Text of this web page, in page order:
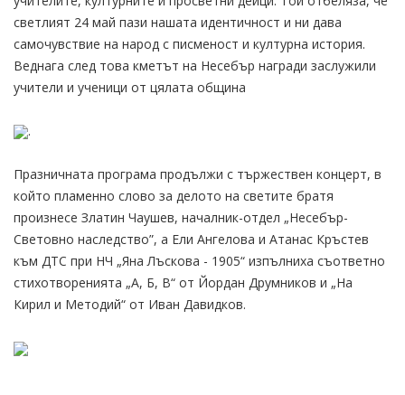
светлият 24 май пази нашата идентичност и ни дава
самочувствие на народ с писменост и културна история.
Веднага след това кметът на Несебър награди заслужили
учители и ученици от цялата община
.
Празничната програма продължи с тържествен концерт, в
който пламенно слово за делото на светите братя
произнесе Златин Чаушев, началник-отдел „Несебър-
Световно наследство”, а Ели Ангелова и Атанас Кръстев
към ДТС при НЧ „Яна Лъскова - 1905“ изпълниха съответно
стихотворенията „А, Б, В“ от Йордан Друмников и „На
Кирил и Методий“ от Иван Давидков.